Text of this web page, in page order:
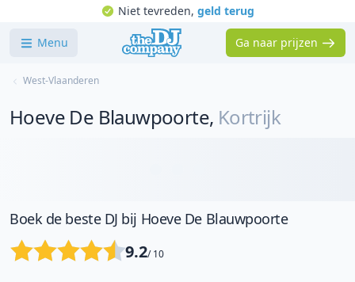
Niet tevreden, geld terug
Menu Ga naar prijzen
West-Vlaanderen
Hoeve De Blauwpoorte, Kortrijk
Boek de beste DJ bij Hoeve De Blauwpoorte
9.2/ 10